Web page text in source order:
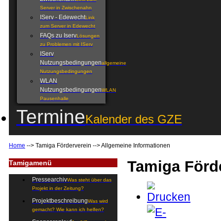
Server in Zwischenahn
IServ - EdewechtLink
zum Server in Edewecht
FAQs zu IservLösungen
zu Problemen mit IServ
IServ
Nutzungsbedingungenallgemeine
Nutzungsbedingungen
WLAN
NutzungsbedingungenWLAN
Pausenhalle
TermineKalender des GZE
Home --> Tamiga Förderverein -->Allgemeine Informationen
Tamiga
Tamigamenü
PressearchivWas steht über das
Projekt in der Zeitung?
ProjektbeschreibungWas wird
gemacht? Wie kann ich helfen?